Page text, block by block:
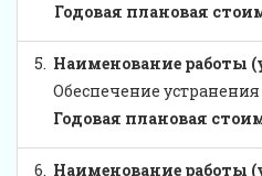
Годовая плановая
5. Наименование работы
Обеспечение
Годовая плановая
6. Наименование работы